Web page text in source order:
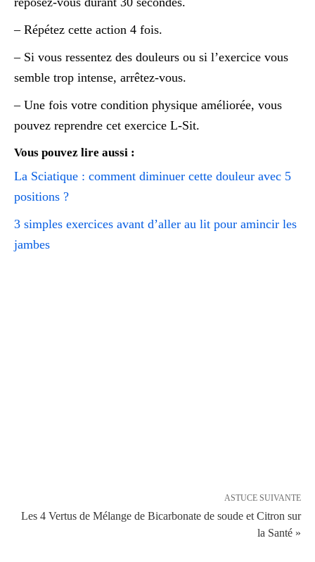
– Répétez cette action 4 fois.
– Si vous ressentez des douleurs ou si l’exercice vous
semble trop intense, arrêtez-vous.
– Une fois votre condition physique améliorée, vous
pouvez reprendre cet exercice L-Sit.
Vous pouvez lire aussi :
La Sciatique : comment diminuer cette douleur avec 5
positions ?
3 simples exercices avant d’aller au lit pour amincir les
jambes
ASTUCE SUIVANTE
Les 4 Vertus de Mélange de Bicarbonate de soude et Citron sur
la Santé »